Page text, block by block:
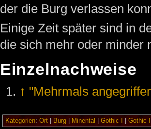
der die Burg verlassen
Einige Zeit später sind in
die sich mehr oder minder
Einzelnachweise
↑ "Mehrmals
Kategorien: Ort| Burg| Minental Gothic I Gothic